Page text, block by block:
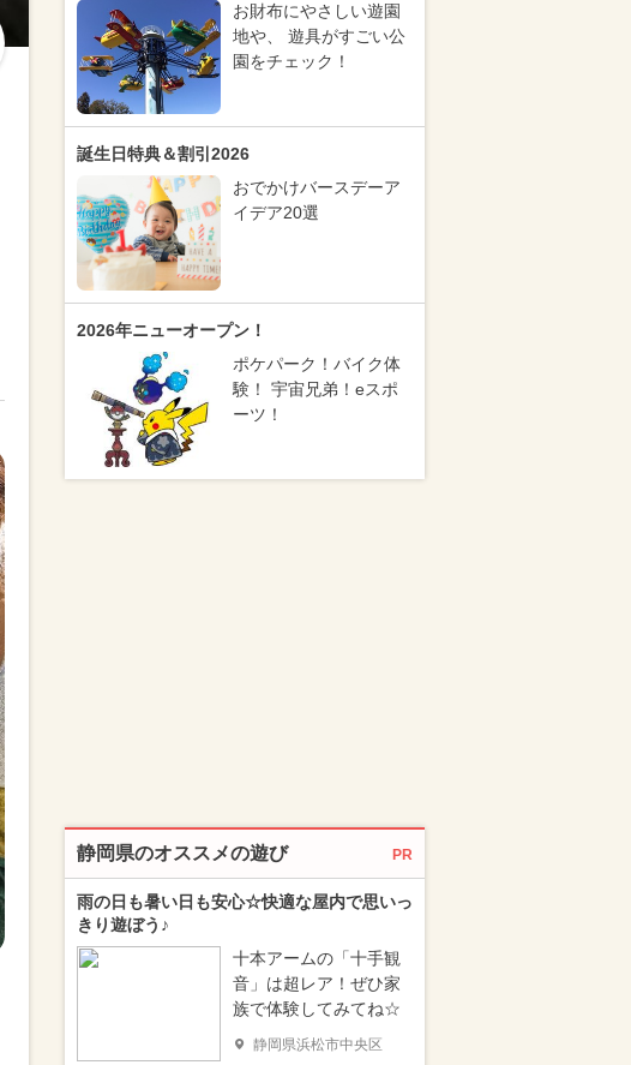
お財布にやさしい遊園
地や、 遊具がすごい公
園をチェック！
誕生日特典＆割引2026
おでかけバースデーア
イデア20選
2026年ニューオープン！
ポケパーク！バイク体
験！ 宇宙兄弟！eスポ
ーツ！
静岡県のオススメの遊び PR
雨の日も暑い日も安心☆快適な屋内で思いっ
きり遊ぼう♪
十本アームの「十手観
音」は超レア！ぜひ家
族で体験してみてね☆
静岡県浜松市中央区